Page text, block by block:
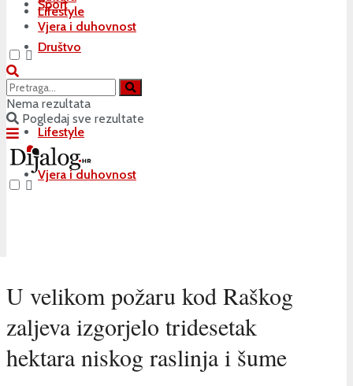
Sport
Društvo
Kultura
Lifestyle
Vjera i duhovnost
Lifestyle
Vjera i duhovnost
Nema rezultata
Pogledaj sve rezultate
U velikom požaru kod Raškog
zaljeva izgorjelo tridesetak
hektara niskog raslinja i šume